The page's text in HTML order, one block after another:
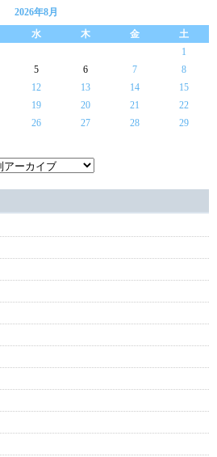
2026年8月
水 木 金
土
1
5 6 7
8
12 13 14
15
19 20 21
22
26 27 28
29